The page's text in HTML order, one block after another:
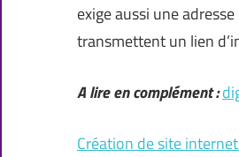
exige aussi une
transmettent un lien
A lire en complément :
Création de site